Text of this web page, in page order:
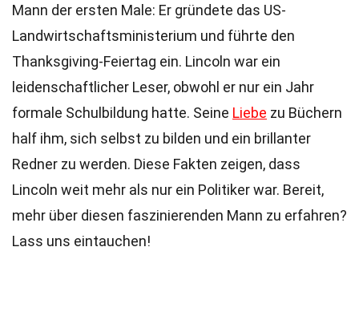
Mann der ersten Male: Er gründete das US-
Landwirtschaftsministerium und führte den
Thanksgiving-Feiertag ein. Lincoln war ein
leidenschaftlicher Leser, obwohl er nur ein Jahr
formale Schulbildung hatte. Seine Liebe zu Büchern
half ihm, sich selbst zu bilden und ein brillanter
Redner zu werden. Diese Fakten zeigen, dass
Lincoln weit mehr als nur ein Politiker war. Bereit,
mehr über diesen faszinierenden Mann zu erfahren?
Lass uns eintauchen!